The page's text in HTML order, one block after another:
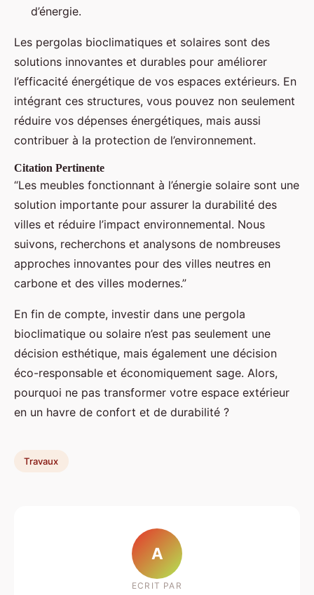
d’énergie.
Les pergolas bioclimatiques et solaires sont des
solutions innovantes et durables pour améliorer
l’efficacité énergétique de vos espaces extérieurs. En
intégrant ces structures, vous pouvez non seulement
réduire vos dépenses énergétiques, mais aussi
contribuer à la protection de l’environnement.
Citation Pertinente
“Les meubles fonctionnant à l’énergie solaire sont une
solution importante pour assurer la durabilité des
villes et réduire l’impact environnemental. Nous
suivons, recherchons et analysons de nombreuses
approches innovantes pour des villes neutres en
carbone et des villes modernes.”
En fin de compte, investir dans une pergola
bioclimatique ou solaire n’est pas seulement une
décision esthétique, mais également une décision
éco-responsable et économiquement sage. Alors,
pourquoi ne pas transformer votre espace extérieur
en un havre de confort et de durabilité ?
Travaux
A
ECRIT PAR